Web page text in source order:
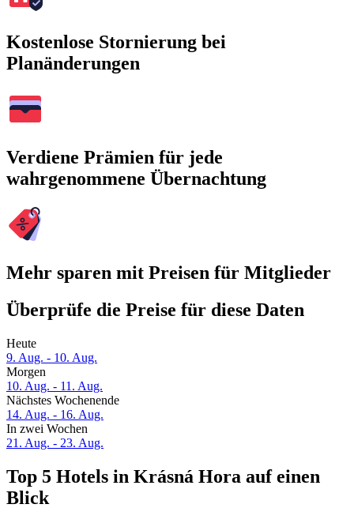
Kostenlose Stornierung bei
Planänderungen
Verdiene Prämien für jede
wahrgenommene Übernachtung
Mehr sparen mit Preisen für Mitglieder
Überprüfe die Preise für diese Daten
Heute
9. Aug. - 10. Aug.
Morgen
10. Aug. - 11. Aug.
Nächstes Wochenende
14. Aug. - 16. Aug.
In zwei Wochen
21. Aug. - 23. Aug.
Top 5 Hotels in Krásná Hora auf einen
Blick